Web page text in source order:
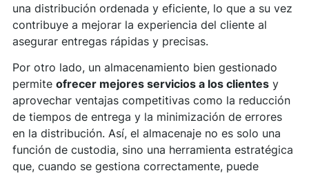
una distribución ordenada y eficiente, lo que a su vez
contribuye a mejorar la experiencia del cliente al
asegurar entregas rápidas y precisas.
Por otro lado, un almacenamiento bien gestionado
permite ofrecer mejores servicios a los clientesy
aprovechar ventajas competitivas como la reducción
de tiempos de entrega y la minimización de errores
en la distribución. Así, el almacenaje no es solo una
función de custodia, sino una herramienta estratégica
que, cuando se gestiona correctamente, puede